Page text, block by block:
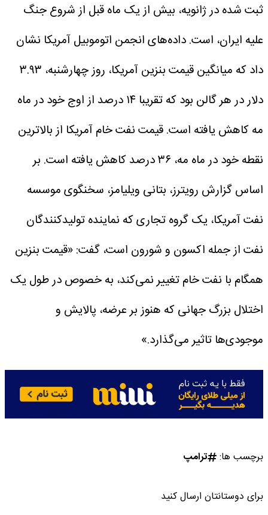
ثبت شده در ژانویه، بیش از یک ماه قبل از شروع جنگ
علیه ایران، است. داده‌های انجمن اتوموبیل آمریکا نشان
داد که میانگین قیمت بنزین آمریکا، روز چهارشنبه، ۳.۹۳
دلار در هر گالن بود که تقریبا ۱۴ درصد از اوج خود در ماه
مه کاهش یافته است.قیمت نفت خام آمریکا از بالاترین
نقطه خود در ماه مه، ۳۶ درصد کاهش یافته است.
بر
اساس گزارش رویترز، بتانی ویلیامز، سخنگوی موسسه
نفت آمریکا، یک گروه تجاری که نماینده تولیدکنندگان
نفت از جمله اکسون و شورون است، گفت: «قیمت بنزین
همگام با نفت خام تغییر نمی‌کند، به خصوص در طول یک
اختلال بزرگ جهانی که هنوز بر عرضه، پالایش و
موجودی‌ها تاثیر می‌گذارد.»
برچسب ها: ترامپ
برای دوستانتان ارسال کنید